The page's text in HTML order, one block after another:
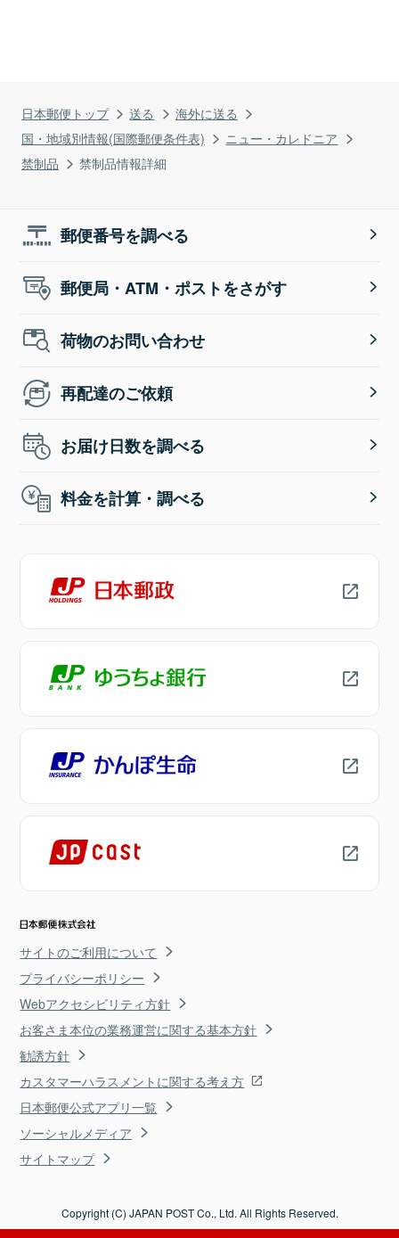
日本郵便トップ 送る
海外に送る
国・地域別情報(国際郵便条件表)
ニュー・カレドニア
禁制品
禁制品情報詳細
郵便番号を調べる
郵便局・ATM・ポストをさがす
荷物のお問い合わせ
再配達のご依頼
お届け日数を調べる
料金を計算・調べる
サイトのご利用について
プライバシーポリシー
Webアクセシビリティ方針
お客さま本位の業務運営に関する基本方針
勧誘方針
カスタマーハラスメントに関する考え方
日本郵便公式アプリ一覧
ソーシャルメディア
サイトマップ
Copyright (C) JAPAN POST Co., Ltd. All Rights Reserved.